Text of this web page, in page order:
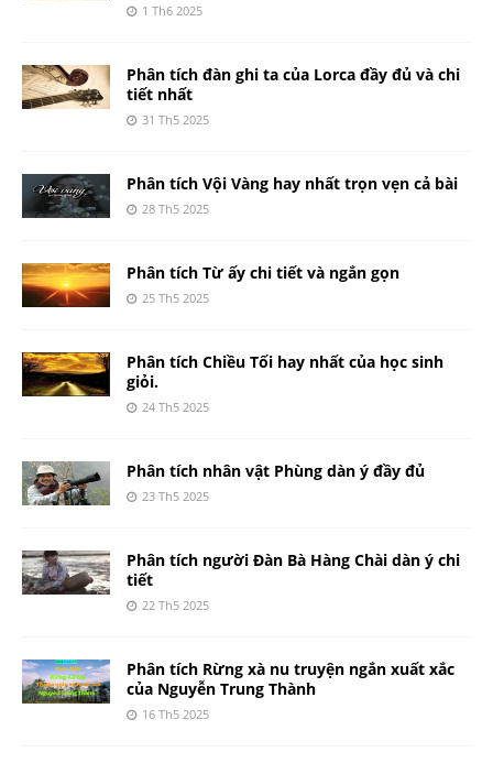
1 Th6 2025
Phân tích đàn ghi ta của Lorca đầy đủ và chi
tiết nhất
31 Th5 2025
Phân tích Vội Vàng hay nhất trọn vẹn cả bài
28 Th5 2025
Phân tích Từ ấy chi tiết và ngắn gọn
25 Th5 2025
Phân tích Chiều Tối hay nhất của học sinh
giỏi.
24 Th5 2025
Phân tích nhân vật Phùng dàn ý đầy đủ
23 Th5 2025
Phân tích người Đàn Bà Hàng Chài dàn ý chi
tiết
22 Th5 2025
Phân tích Rừng xà nu truyện ngắn xuất xắc
của Nguyễn Trung Thành
16 Th5 2025